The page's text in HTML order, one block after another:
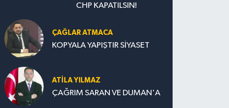
CHP KAPATILSIN!
ÇAĞLAR ATMACA
KOPYALA YAPIŞTIR SİYASET
ATILA YILMAZ
ÇAĞRIM SARAN VE DUMAN'A